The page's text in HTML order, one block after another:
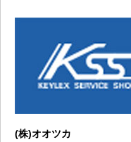
(株)オオツカ